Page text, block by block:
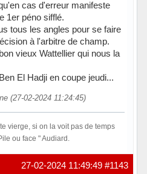
cas d'erreur manifeste
1er péno sifflé.
tous les angles pour se faire
à l'arbitre de champ.
vieux Wattellier qui nous la
El Hadji en coupe jeudi...
(27-02-2024 11:24:45)
vierge, si on la voit pas de temps
ou face " Audiard.
#1143
27-02-2024 11:49:49